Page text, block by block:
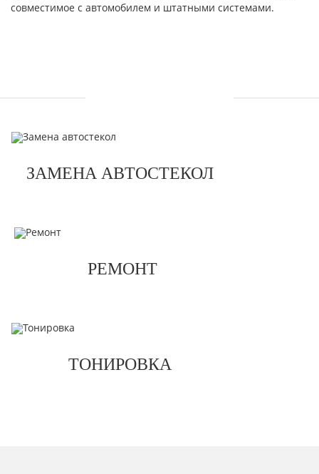
совместимое с автомобилем и штатными системами.
ЗАМЕНА АВТОСТЕКОЛ
РЕМОНТ
ТОНИРОВКА